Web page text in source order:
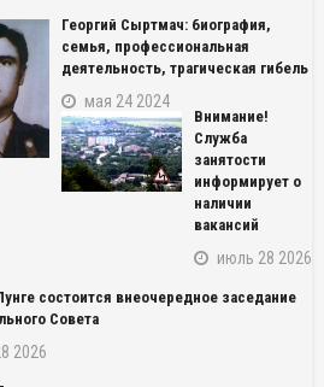
Георгий Сыртмач: биография,
семья, профессиональная
деятельность, трагическая гибель
мая 24 2024
Внимание!
Служба
занятости
информирует о
наличии
вакансий
июль 28 2026
состоится внеочередное заседание
Совета
2026